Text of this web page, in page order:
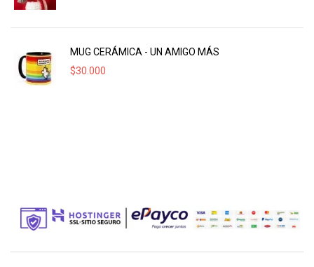
MUG CERÁMICA - UN AMIGO MÁS
$30.000